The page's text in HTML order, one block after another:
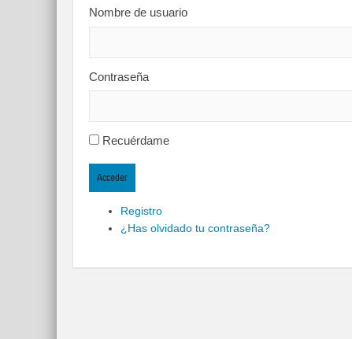
Nombre de usuario
Contraseña
Recuérdame
Acceder
Registro
¿Has olvidado tu contraseña?